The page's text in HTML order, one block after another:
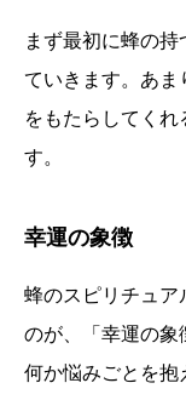
まず最初に蜂の
ていきます。あま
をもたらしてくれ
す。
幸運の象徴
蜂のスピリチュア
のが、「幸運の象
何か悩みごとを抱